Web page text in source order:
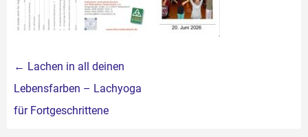
Beitragsnavigation
← Lachen in all deinen
Lebensfarben – Lachyoga
für Fortgeschrittene